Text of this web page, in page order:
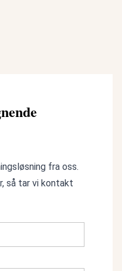
var: NOK 2.494,30.
er: NOK 2.347,49.
fra oss.
så tar vi kontakt